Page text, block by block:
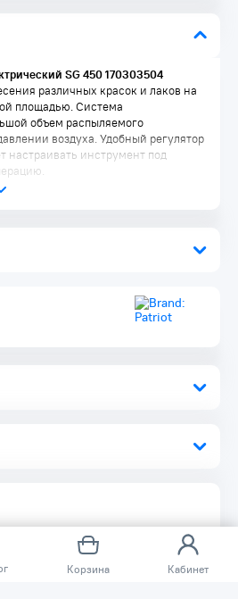
Корзина Кабинет
SG 450 170303504
различных красок и лаков на
площадью. Система
объем распыляемого
воздуха. Удобный регулятор
настраивать инструмент под
регулировка положения
и эргономичная рукоятка с
1 шт.
1 шт.
приобрели у нас.